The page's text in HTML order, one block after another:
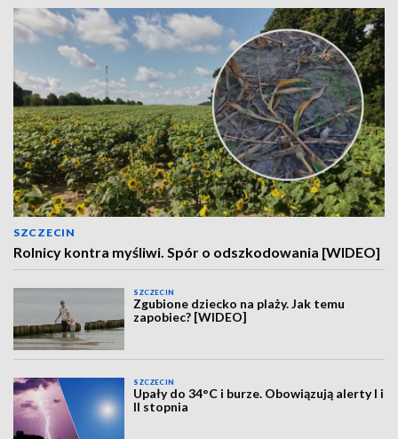
SZCZECIN
Rolnicy kontra myśliwi. Spór o odszkodowania [WIDEO]
SZCZECIN
Zgubione dziecko na plaży. Jak temu
zapobiec? [WIDEO]
SZCZECIN
Upały do 34°C i burze. Obowiązują alerty I i
II stopnia